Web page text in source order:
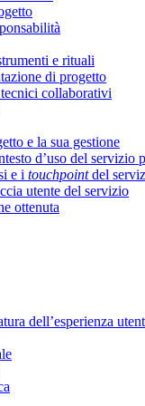
e rituali
di progetto
collaborativi
e la sua gestione
d’uso del servizio
e i touchpointdel
utente del servizio
ottenuta
dell’esperienza